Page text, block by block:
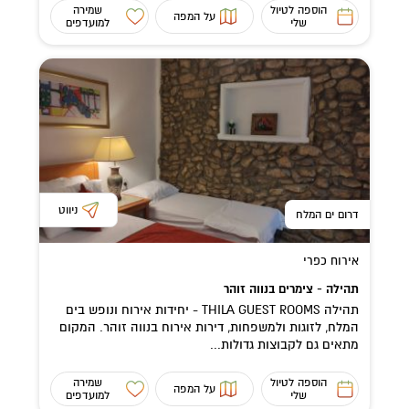
הוספה לטיול
שלי
על המפה
שמירה
למועדפים
דרום ים המלח ניווט
אירוח כפרי
תהילה - צימרים בנווה זוהר
תהילה THILA GUEST ROOMS - יחידות אירוח ונופש בים
המלח, לזוגות ולמשפחות, דירות אירוח בנווה זוהר. המקום
מתאים גם לקבוצות גדולות...
הוספה לטיול
שלי
על המפה
שמירה
למועדפים